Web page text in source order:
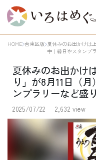
HOME 台東区版 夏休みのお出かけは
中｜縁日やスタンプ
夏休みのお出かけ
り」が8月11日（
ンプラリーなど盛
2025/07/22 2,632 view